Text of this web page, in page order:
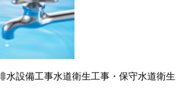
水設備工事水道衛生工事・保守水道衛生